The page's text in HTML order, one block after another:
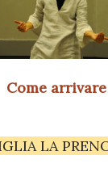
Come arrivare
LA